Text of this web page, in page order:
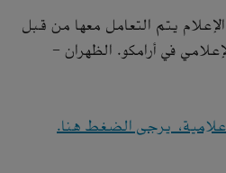
يتم التعامل معها من قبل
في أرامكو. الظهران -
يرجى الضغط هنا.